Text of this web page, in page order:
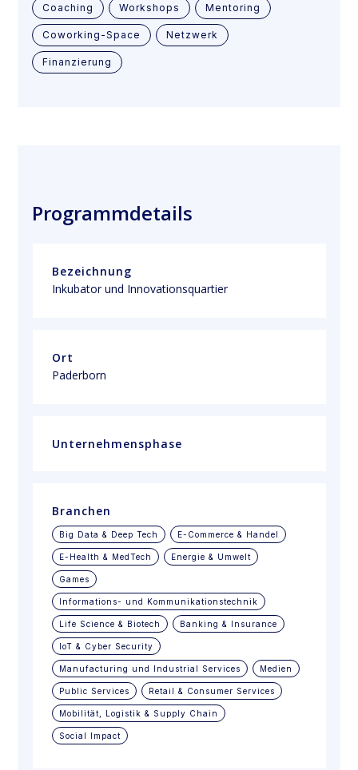
Coaching Workshops Mentoring
Coworking-Space Netzwerk
Finanzierung
Programmdetails
Bezeichnung
Inkubator und Innovationsquartier
Ort
Paderborn
Unternehmensphase
Branchen
Big Data & Deep Tech E-Commerce & Handel
E-Health & MedTech Energie & Umwelt
Games
Informations- und Kommunikationstechnik
Life Science & Biotech Banking & Insurance
loT & Cyber Security
Manufacturing und Industrial Services Medien
Public Services Retail & Consumer Services
Mobilität, Logistik & Supply Chain
Social Impact